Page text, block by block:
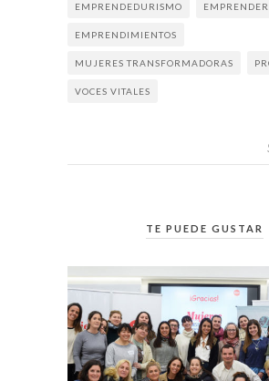
EMPRENDEDURISMO EMPRENDER
EMPRENDIMIENTOS
MUJERES TRANSFORMADORAS
VOCES VITALES
TE PUEDE GUSTAR